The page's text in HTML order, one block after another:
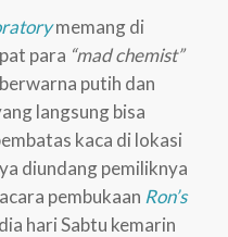
memang di
para “mad chemist”
putih dan
langsung bisa
kaca di lokasi
diundang pemiliknya
pembukaan Ron’s
hari Sabtu kemarin